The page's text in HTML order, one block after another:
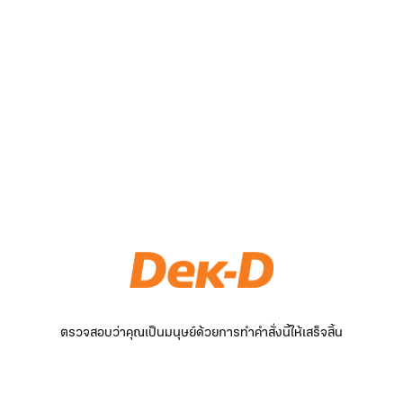
ตรวจสอบว่าคุณเป็นมนุษย์ด้วยการทำคำสั่งนี้ให้เสร็จสิ้น